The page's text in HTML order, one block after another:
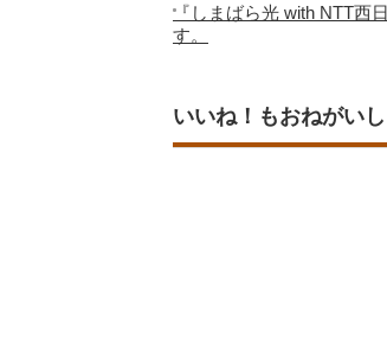
『しまばら光 with NTT西
す。
いいね！もおねがい